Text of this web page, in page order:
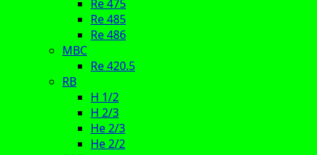
Re 475
Re 485
Re 486
MBC
Re 420.5
RB
H 1/2
H 2/3
He 2/3
He 2/2